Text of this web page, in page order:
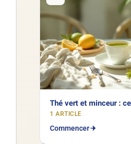
Thé vert et minceur :
1 ARTICLE
Commencer